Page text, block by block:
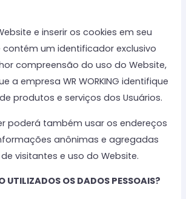
e inserir os cookies em seu
contém um identificador exclusivo
compreensão do uso do Website,
a empresa WR WORKING identifique
produtos e serviços dos Usuários.
poderá também usar os endereços
anônimas e agregadas
visitantes e uso do Website.
UTILIZADOS OS DADOS PESSOAIS?